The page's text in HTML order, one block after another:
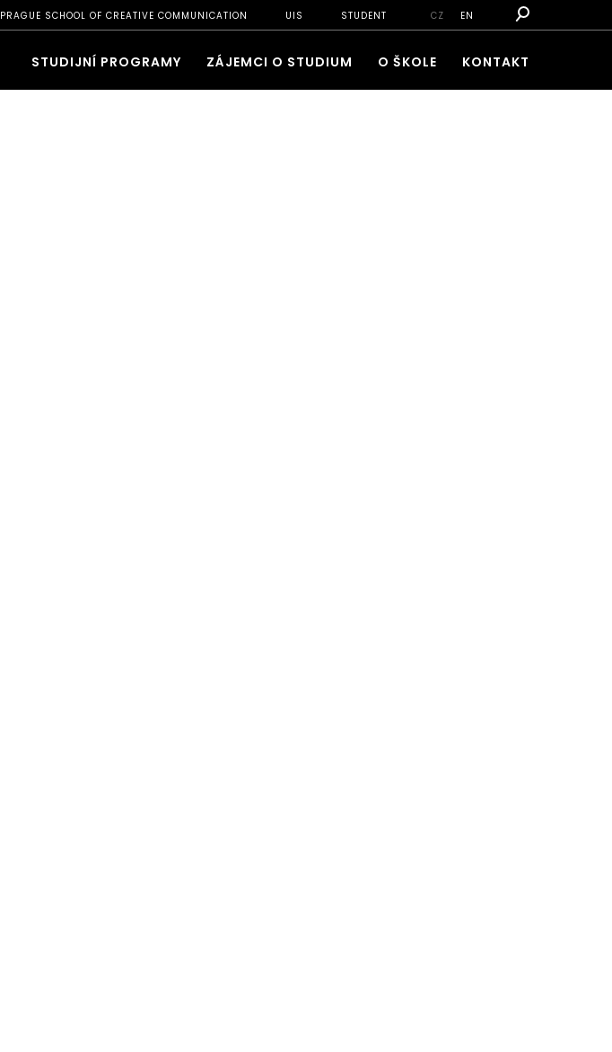
PRAGUE SCHOOL OF CREATIVE COMMUNICATION UIS STUDENT CZ EN
STUDIJNÍ PROGRAMY ZÁJEMCI O STUDIUM O ŠKOLE KONTAKT